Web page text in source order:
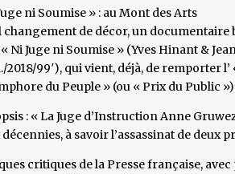
ni Soumise » : au Mont des Arts
changement de décor, un
Ni Juge ni Soumise » (Yves Hinant &
2018/99′), qui vient, déjà, de remporter
du Peuple » (ou « Prix du Public
: « La Juge d’Instruction Anne
décennies, à savoir l’assassinat de deux
critiques de la Presse française,